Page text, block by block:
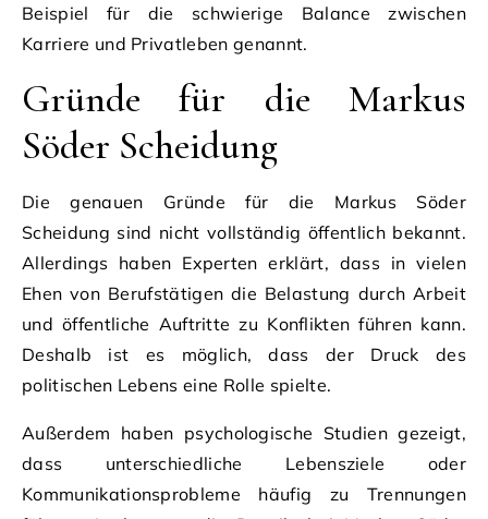
Beispiel für die schwierige Balance zwischen
Karriere und Privatleben genannt.
Gründe für die Markus
Söder Scheidung
Die genauen Gründe für die Markus Söder
Scheidung sind nicht vollständig öffentlich bekannt.
Allerdings haben Experten erklärt, dass in vielen
Ehen von Berufstätigen die Belastung durch Arbeit
und öffentliche Auftritte zu Konflikten führen kann.
Deshalb ist es möglich, dass der Druck des
politischen Lebens eine Rolle spielte.
Außerdem haben psychologische Studien gezeigt,
dass unterschiedliche Lebensziele oder
Kommunikationsprobleme häufig zu Trennungen